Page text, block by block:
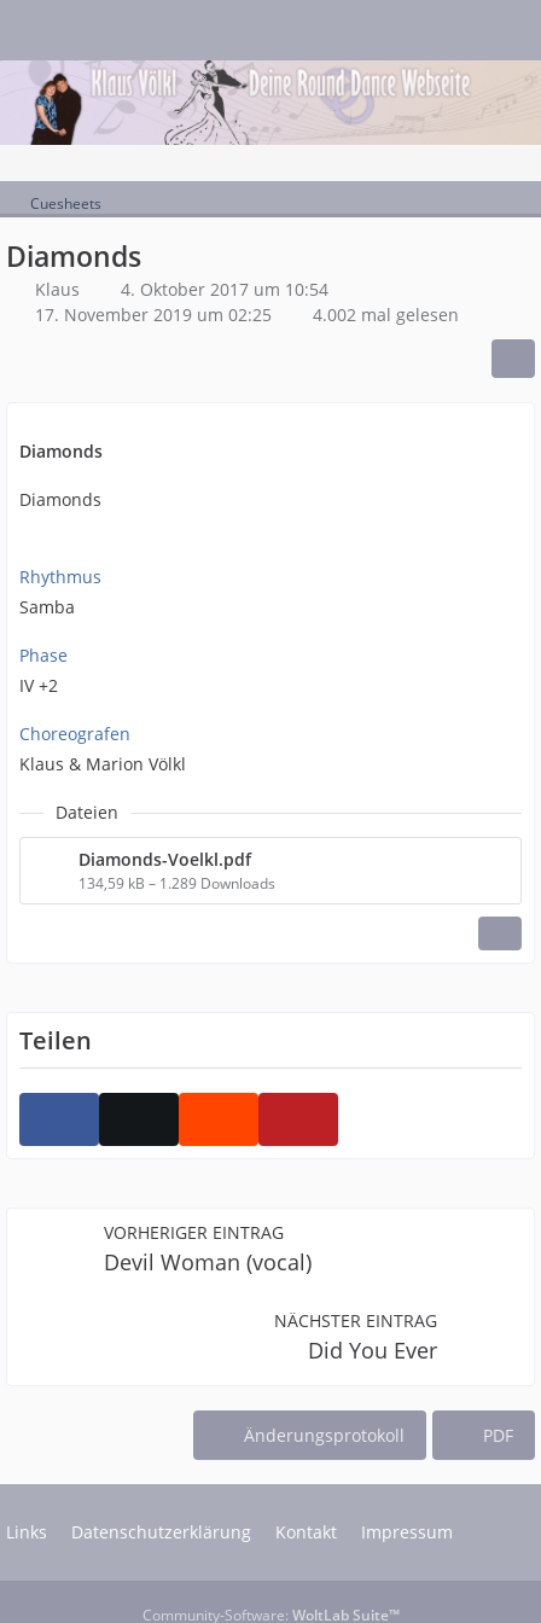
Cuesheets
Diamonds
Klaus
4. Oktober 2017 um 10:54
17. November 2019 um 02:25
4.002 mal gelesen
Diamonds
Diamonds
Rhythmus
Samba
Phase
IV +2
Choreografen
Klaus & Marion Völkl
Dateien
Diamonds-Voelkl.pdf
134,59 kB – 1.289 Downloads
Teilen
VORHERIGER EINTRAG
Devil Woman (vocal)
NÄCHSTER EINTRAG
Did You Ever
Änderungsprotokoll PDF
Links Datenschutzerklärung Kontakt Impressum
Community-Software: WoltLab Suite™